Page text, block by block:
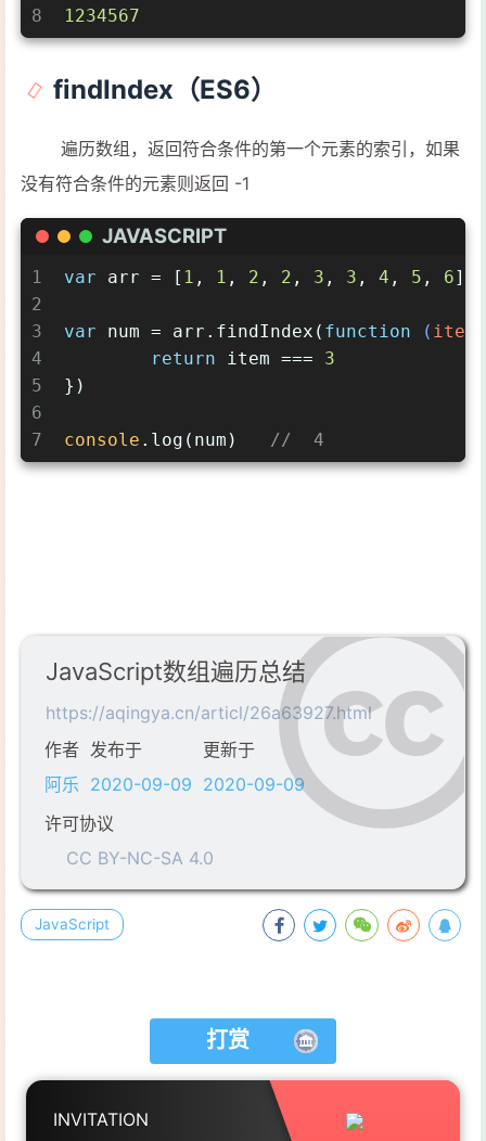
8
1234567
findIndex（ES6）
遍历数组，返回符合条件的第一个元素的索引，如果
没有符合条件的元素则返回 -1
JAVASCRIPT
1
2
3
4
5
6
7
var arr = [ 1 , 1 , 2 , 2 , 3 , 3 , 4 , 5 , 6]
var num = arr.findIndex( function ( item
return item === 3
})
console .log(num) //  4
JavaScript数组遍历总结
https://aqingya.cn/articl/26a63927.html
作者
阿乐
发布于
2020-09-09
更新于
2020-09-09
许可协议
CC BY-NC-SA 4.0
JavaScript
打赏
INVITATION